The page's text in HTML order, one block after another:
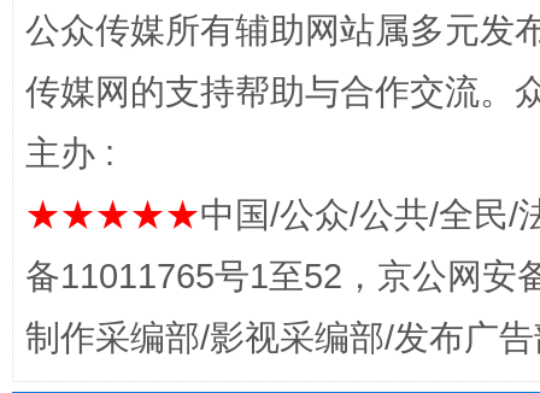
东山县通报“牛蛙产品抗生素超标问题”
公众传媒所有辅助网站属多元发
传媒网的支持帮助与合作交流。
主办 :
★★★★★中国/公众/公共/全民/
备11011765号1至52，京公网安
制作采编部/影视采编部/发布广